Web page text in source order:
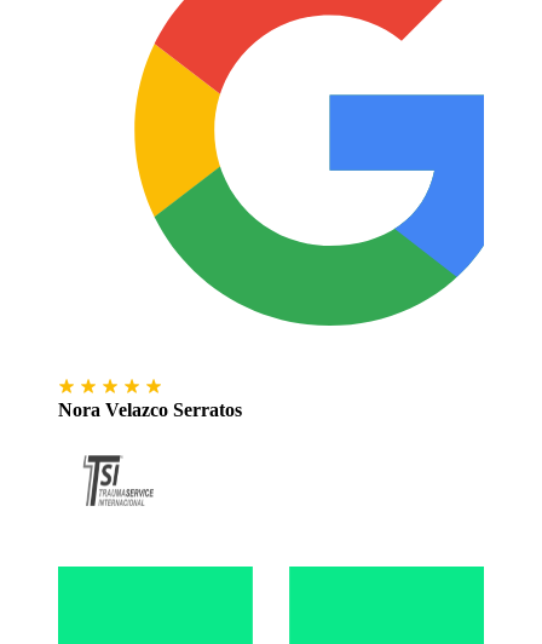
Nora Velazco Serratos